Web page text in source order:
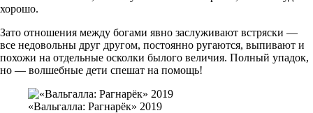
хорошо.
Зато отношения между богами явно заслуживают встряски —
все недовольны друг другом, постоянно ругаются, выпивают и
похожи на отдельные осколки былого величия. Полный упадок,
но — волшебные дети спешат на помощь!
«Вальгалла: Рагнарёк» 2019